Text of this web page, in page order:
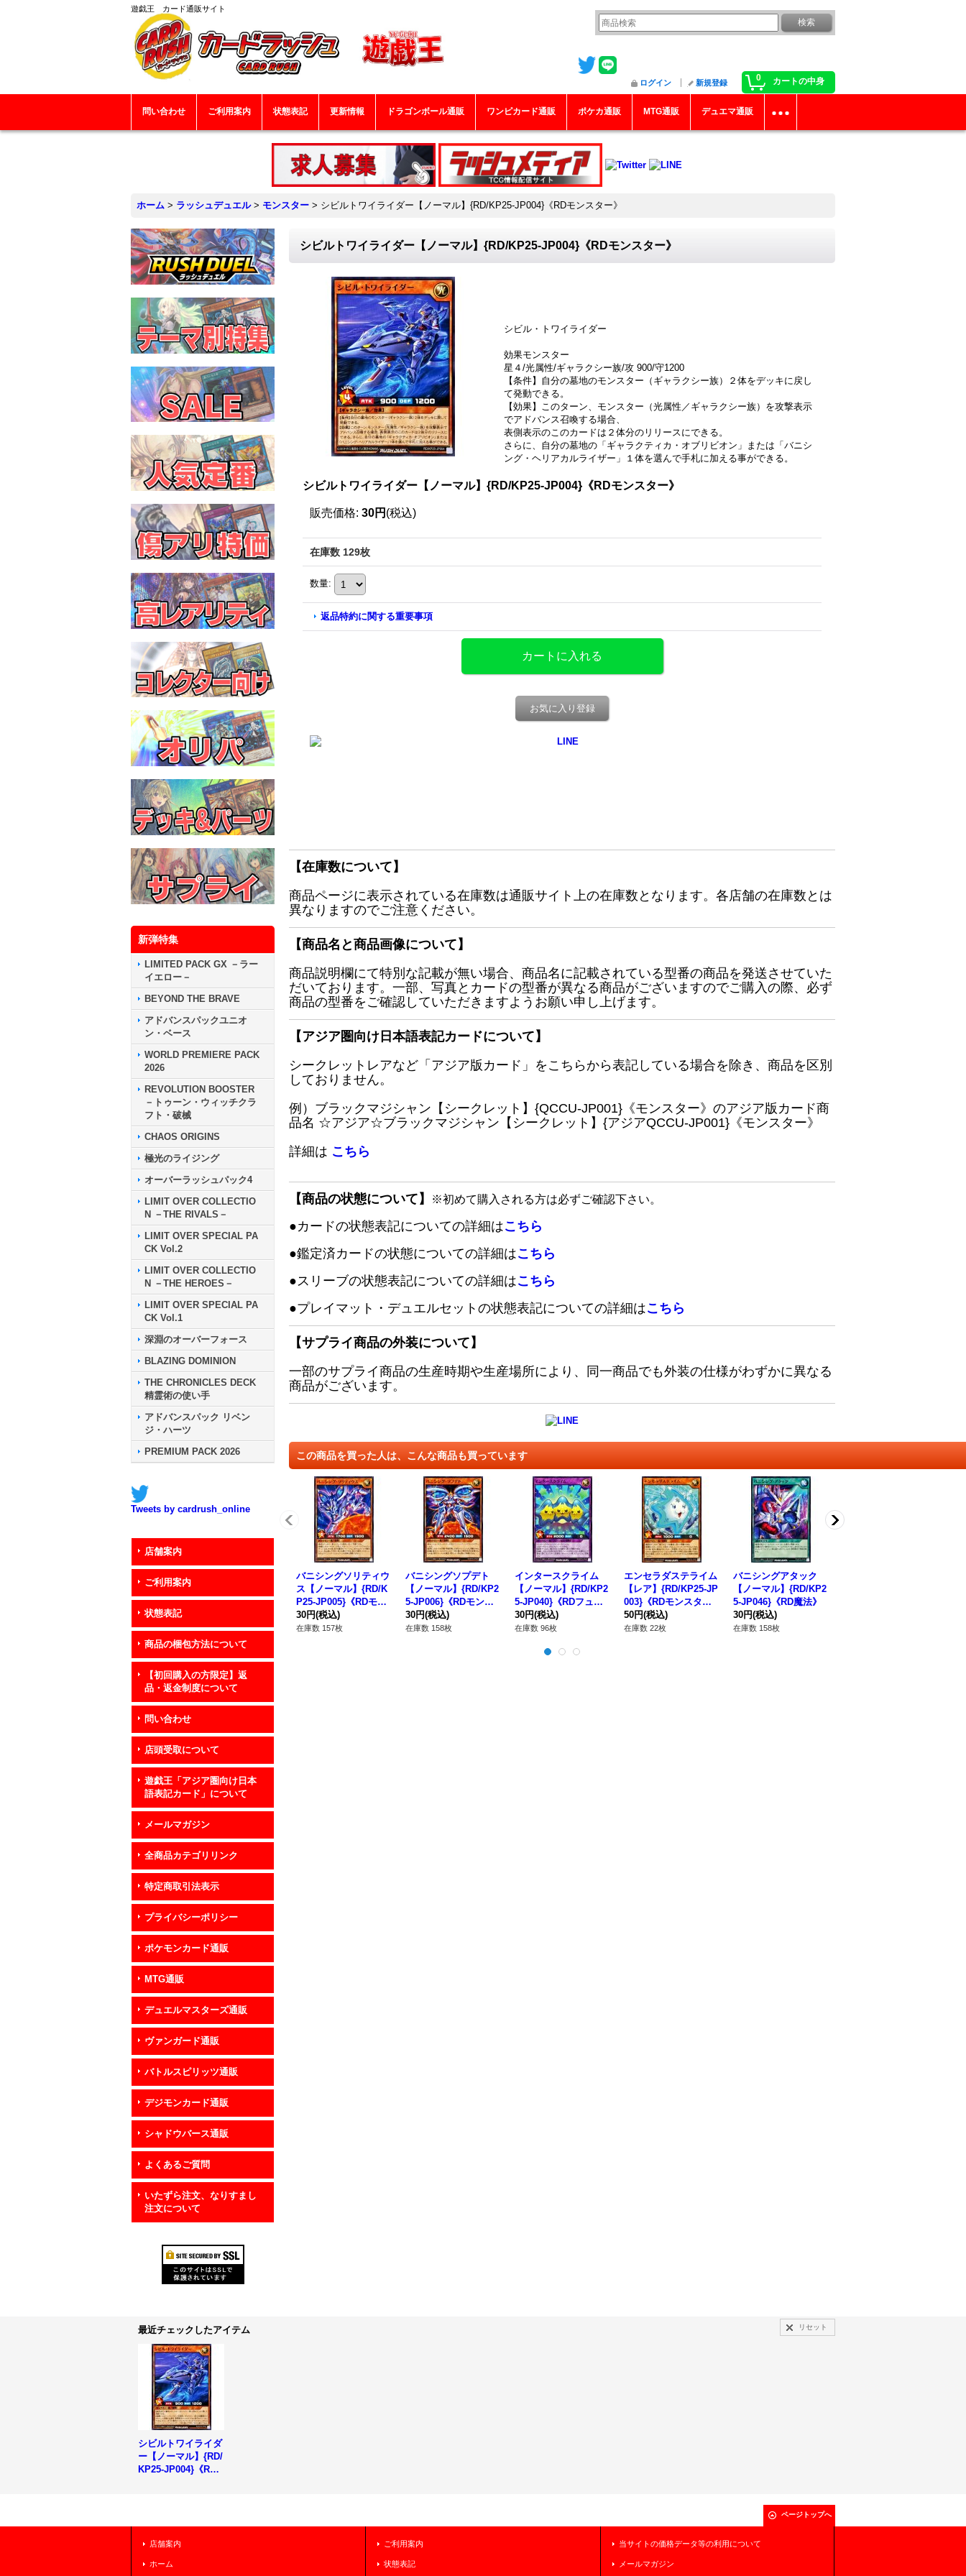
遊戯王 カード通販サイト
0 カートの中身
ログイン 新規登録
問い合わせ ご利用案内 状態表記 更新情報 ドラゴンボール通販 ワンピカード通販 ポケカ通販 MTG通販 デュエマ通販
ホーム > ラッシュデュエル > モンスター > シビルトワイライダー【ノーマル】{RD/KP25-JP004}《RDモンスター》
新弾特集
LIMITED PACK GX －ラー
イエロー－
BEYOND THE BRAVE
アドバンスパックユニオ
ン・ベース
WORLD PREMIERE PACK
2026
REVOLUTION BOOSTER
－トゥーン・ウィッチクラ
フト・破械
CHAOS ORIGINS
極光のライジング
オーバーラッシュパック4
LIMIT OVER COLLECTIO
N －THE RIVALS－
LIMIT OVER SPECIAL PA
CK Vol.2
LIMIT OVER COLLECTIO
N －THE HEROES－
LIMIT OVER SPECIAL PA
CK Vol.1
深淵のオーバーフォース
BLAZING DOMINION
THE CHRONICLES DECK
精霊術の使い手
アドバンスパック リベン
ジ・ハーツ
PREMIUM PACK 2026
Tweets by cardrush_online
店舗案内
ご利用案内
状態表記
商品の梱包方法について
【初回購入の方限定】返
品・返金制度について
問い合わせ
店頭受取について
遊戯王「アジア圏向け日本
語表記カード」について
メールマガジン
全商品カテゴリリンク
特定商取引法表示
プライバシーポリシー
ポケモンカード通販
MTG通販
デュエルマスターズ通販
ヴァンガード通販
バトルスピリッツ通販
デジモンカード通販
シャドウバース通販
よくあるご質問
いたずら注文、なりすまし
注文について
シビルトワイライダー【ノーマル】{RD/KP25-JP004}《RDモンスター》
シビル・トワイライダー
効果モンスター
星４/光属性/ギャラクシー族/攻 900/守1200
【条件】自分の墓地のモンスター（ギャラクシー族）２体をデッキに戻し
て発動できる。
【効果】このターン、モンスター（光属性／ギャラクシー族）を攻撃表示
でアドバンス召喚する場合、
表側表示のこのカードは２体分のリリースにできる。
さらに、自分の墓地の「ギャラクティカ・オブリビオン」または「バニシ
ング・ヘリアカルライザー」１体を選んで手札に加える事ができる。
シビルトワイライダー【ノーマル】{RD/KP25-JP004}《RDモンスター》
販売価格: 30円 (税込)
在庫数 129枚
数量:
返品特約に関する重要事項
お気に入り登録
【在庫数について】
商品ページに表示されている在庫数は通販サイト上の在庫数となります。各店舗の在庫数とは
異なりますのでご注意ください。
【商品名と商品画像について】
商品説明欄にて特別な記載が無い場合、商品名に記載されている型番の商品を発送させていた
だいております。一部、写真とカードの型番が異なる商品がございますのでご購入の際、必ず
商品の型番をご確認していただきますようお願い申し上げます。
【アジア圏向け日本語表記カードについて】
シークレットレアなど「アジア版カード」をこちらから表記している場合を除き、商品を区別
しておりません。
例）ブラックマジシャン【シークレット】{QCCU-JP001}《モンスター》のアジア版カード商
品名 ☆アジア☆ブラックマジシャン【シークレット】{アジアQCCU-JP001}《モンスター》
詳細は こちら
【商品の状態について】 ※初めて購入される方は必ずご確認下さい。
●カードの状態表記についての詳細はこちら
●鑑定済カードの状態についての詳細はこちら
●スリーブの状態表記についての詳細はこちら
●プレイマット・デュエルセットの状態表記についての詳細はこちら
【サプライ商品の外装について】
一部のサプライ商品の生産時期や生産場所により、同一商品でも外装の仕様がわずかに異なる
商品がございます。
この商品を買った人は、こんな商品も買っています
バニシングソリティウ
ス【ノーマル】{RD/K
P25-JP005}《RDモン
スター》
30円(税込)
在庫数 157枚
バニシングソプデト
【ノーマル】{RD/KP2
5-JP006}《RDモンス
ター》
30円(税込)
在庫数 158枚
インタースクライム
【ノーマル】{RD/KP2
5-JP040}《RDフュー
ジョン》
30円(税込)
在庫数 96枚
エンセラダステライム
【レア】{RD/KP25-JP
003}《RDモンスタ
ー》
50円(税込)
在庫数 22枚
バニシングアタック
【ノーマル】{RD/KP2
5-JP046}《RD魔法》
30円(税込)
在庫数 158枚
最近チェックしたアイテム リセット
シビルトワイライダ
ー【ノーマル】{RD/
KP25-JP004}《RD
ページトップへ
店舗案内
ホーム
ご利用案内
状態表記
当サイトの価格データ等の利用について
メールマガジン